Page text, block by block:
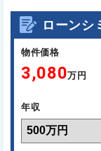
ローンシ
物件価格
3,080万円
年収